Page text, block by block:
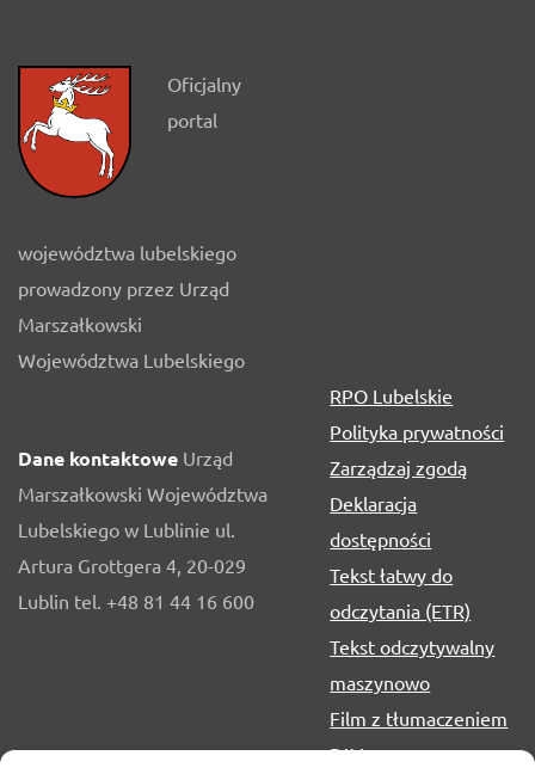
Oficjalny
portal
województwa lubelskiego
prowadzony przez Urząd
Marszałkowski
Województwa Lubelskiego
Dane kontaktowe Urząd
Marszałkowski Województwa
Lubelskiego w Lublinie ul.
Artura Grottgera 4, 20-029
Lublin tel. +48 81 44 16 600
RPO Lubelskie
Polityka prywatności
Zarządzaj zgodą
Deklaracja
dostępności
Tekst łatwy do
odczytania (ETR)
Tekst odczytywalny
maszynowo
Film z tłumaczeniem
PJM